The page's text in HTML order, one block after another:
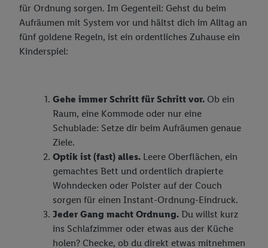
für Ordnung sorgen. Im Gegenteil: Gehst du beim
Aufräumen mit System vor und hältst dich im Alltag an
fünf goldene Regeln, ist ein ordentliches Zuhause ein
Kinderspiel:
Gehe immer Schritt für Schritt vor. Ob ein
Raum, eine Kommode oder nur eine
Schublade: Setze dir beim Aufräumen genaue
Ziele.
Optik ist (fast) alles. Leere Oberflächen, ein
gemachtes Bett und ordentlich drapierte
Wohndecken oder Polster auf der Couch
sorgen für einen Instant-Ordnung-Eindruck.
Jeder Gang macht Ordnung. Du willst kurz
ins Schlafzimmer oder etwas aus der Küche
holen? Checke, ob du direkt etwas mitnehmen